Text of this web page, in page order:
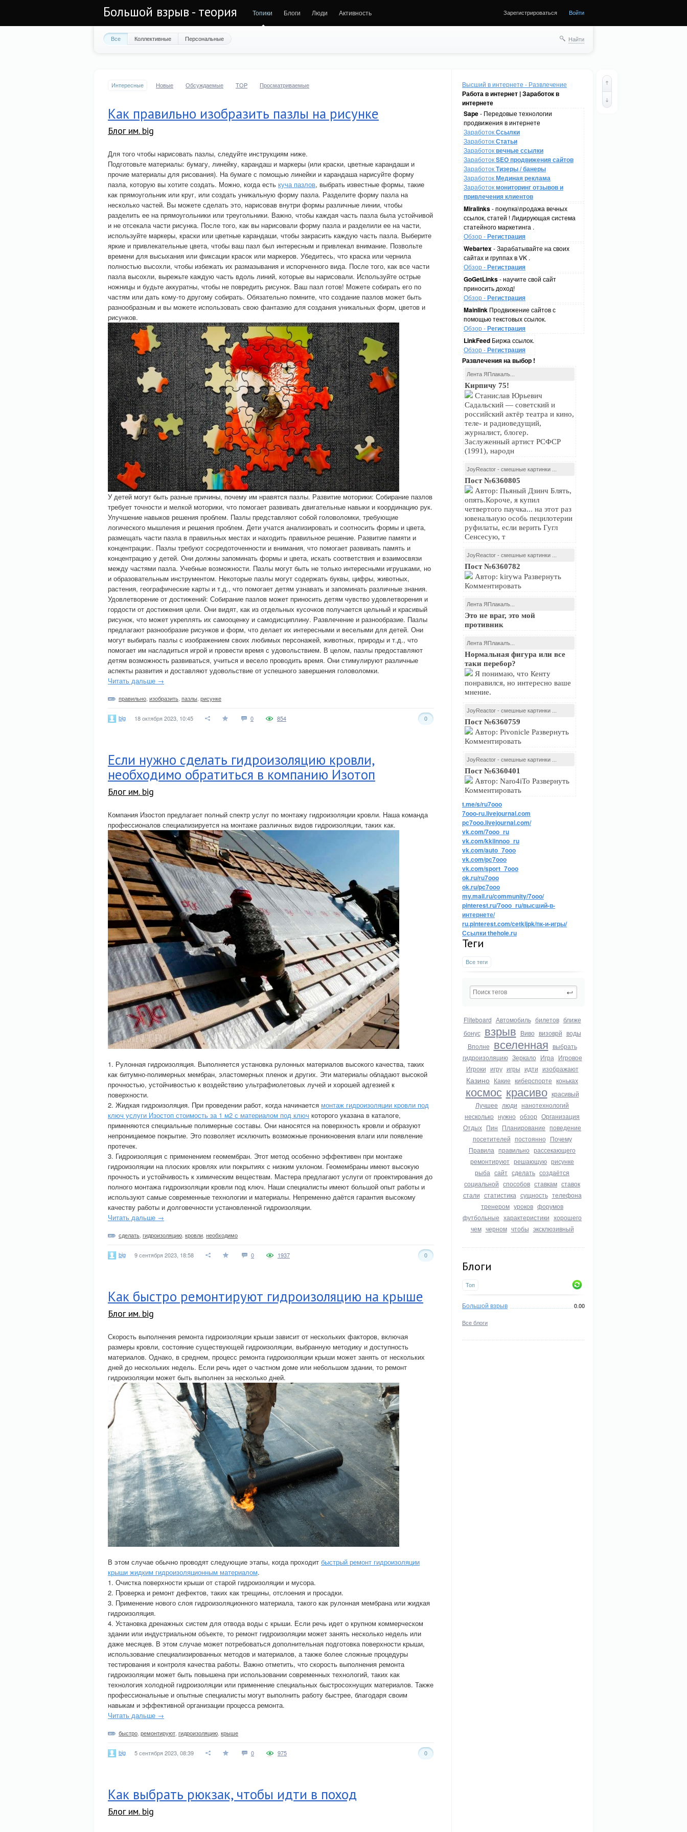
Большой взрыв - теория Топики Блоги Люди Активность Зарегистрироваться Войти
Все Коллективные Персональные Найти
Высший в интернете - Развлечение
Работа в интернет | Заработок в
интернете
Sape- Передовые технологии
продвижения в интернете
ЗаработокСсылки
ЗаработокСтатьи
Заработоквечные ссылки
ЗаработокSEO продвижения сайтов
ЗаработокТизеры / банеры
ЗаработокМединая реклама
Заработокмониторинг отзывов и
привлечения клиентов
Miralinks- покупка\продажа вечных
ссылок, статей ! Лидирующая система
статейного маркетинга .
Обзор -Регистрация
Webartex- Зарабатывайте на своих
сайтах и группах в VK .
Обзор -Регистрация
GoGetLinks- научите свой сайт
приносить доход!
Обзор -Регистрация
Mainlink Продвижение сайтов с
помощью текстовых ссылок.
Обзор -Регистрация
LinkFeed Биржа ссылок.
Обзор -Регистрация
Развлечения на выбор !
Лента ЯПлакалъ...
Кирпичу 75!
Станислав Юрьевич
Садальский — советский и
российский актёр театра и кино,
теле- и радиоведущий,
журналист, блогер.
Заслуженный артист РСФСР
(1991), народн
JoyReactor - смешные картинки ...
Пост №6360805
Автор: Пьяный Дзинч Блять,
опять.Короче, я купил
четвертого паучка... на этот раз
ювенальную особь пецилотерии
руфилаты, если верить Гугл
Сенсесую, т
JoyReactor - смешные картинки ...
Пост №6360782
Автор: kirywa Развернуть
Комментировать
Лента ЯПлакалъ...
Это не враг, это мой
противник
Лента ЯПлакалъ...
Нормальная фигура или все
таки перебор?
Я понимаю, что Кенту
понравился, но интересно ваше
мнение.
JoyReactor - смешные картинки ...
Пост №6360759
Автор: Pivonicle Развернуть
Комментировать
JoyReactor - смешные картинки ...
Пост №6360401
Автор: Naro4iTo Развернуть
Комментировать
t.me/s/ru7ooo
7ooo-ru.livejournal.com
pc7ooo.livejournal.com/
vk.com/7ooo_ru
vk.com/kkiinnoo_ru
vk.com/auto_7ooo
vk.com/pc7ooo
vk.com/sport_7ooo
ok.ru/ru7ooo
ok.ru/pc7ooo
my.mail.ru/community/7ooo/
pinterest.ru/7ooo_ru/высший-в-
интернете/
ru.pinterest.com/cetkijpk/пк-и-игры/
Ссылки thehole.ru
Теги
Все теги
Fliteboard Автомобиль билетов ближе
бонус взрыв Виво визоврй воды
Вполне вселенная выбрать
гидроизоляцию Зеркало Игра Игровое
Игроки игру игры идти изображают
Казино Какие киберспорте коньках
космос красиво красивый
Лучшее люди нанотехнологий
несколько нужно обзор Организация
Отдых Пин Планирование поведение
посетителей постоянно Почему
Правила правильно рассекающего
ремонтируют решающую рисунке
рыба сайт сделать создаётся
социальной способов ставкам ставок
стали статистика сущность телефона
тренером уроков форумов
футбольные характеристики хорошего
чем черном чтобы эксклюзивный
Блоги
Топ
Большой взрыв 0.00
Все блоги
Интересные Новые Обсуждаемые TOP Просматриваемые
Как правильно изобразить пазлы на рисунке
Блог им. big
Для того чтобы нарисовать пазлы, следуйте инструкциям ниже.
Подготовьте материалы: бумагу, линейку, карандаш и маркеры (или краски, цветные карандаши и
прочие материалы для рисования). На бумаге с помощью линейки и карандаша нарисуйте форму
пазла, которую вы хотите создать. Можно, когда есть куча пазлов, выбрать известные формы, такие
как прямоугольник или круг, или создать уникальную форму пазла. Разделите форму пазла на
несколько частей. Вы можете сделать это, нарисовав внутри формы различные линии, чтобы
разделить ее на прямоугольники или треугольники. Важно, чтобы каждая часть пазла была устойчивой
и не отсекала части рисунка. После того, как вы нарисовали форму пазла и разделили ее на части,
используйте маркеры, краски или цветные карандаши, чтобы закрасить каждую часть пазла. Выберите
яркие и привлекательные цвета, чтобы ваш пазл был интересным и привлекал внимание. Позвольте
времени для высыхания или фиксации красок или маркеров. Убедитесь, что краска или чернила
полностью высохли, чтобы избежать их размазывания и испорченного вида. После того, как все части
пазла высохли, вырежьте каждую часть вдоль линий, которые вы нарисовали. Используйте острые
ножницы и будьте аккуратны, чтобы не повредить рисунок. Ваш пазл готов! Можете собирать его по
частям или дать кому-то другому собирать. Обязательно помните, что создание пазлов может быть
разнообразным и вы можете использовать свою фантазию для создания уникальных форм, цветов и
рисунков.
У детей могут быть разные причины, почему им нравятся пазлы. Развитие моторики: Собирание пазлов
требует точности и мелкой моторики, что помогает развивать двигательные навыки и координацию рук.
Улучшение навыков решения проблем. Пазлы представляют собой головоломки, требующие
логического мышления и решения проблем. Дети учатся анализировать и соотносить формы и цвета,
размещать части пазла в правильных местах и находить правильное решение. Развитие памяти и
концентрации:. Пазлы требуют сосредоточенности и внимания, что помогает развивать память и
концентрацию у детей. Они должны запоминать формы и цвета, искать соответствия и взаимосвязи
между частями пазла. Учебные возможности. Пазлы могут быть не только интересными игрушками, но
и образовательным инструментом. Некоторые пазлы могут содержать буквы, цифры, животных,
растения, географические карты и т.д., что помогает детям узнавать и запоминать различные знания.
Удовлетворение от достижений: Собирание пазлов может приносить детям чувство удовлетворения и
гордости от достижения цели. Они видят, как из отдельных кусочков получается цельный и красивый
рисунок, что может укреплять их самооценку и самодисциплину. Развлечение и разнообразие. Пазлы
предлагают разнообразие рисунков и форм, что делает их интересными и веселыми для детей. Они
могут выбирать пазлы с изображением своих любимых персонажей, животных, природы и т.д., что
помогает им насладиться игрой и провести время с удовольствием. В целом, пазлы предоставляют
детям возможность развиваться, учиться и весело проводить время. Они стимулируют различные
аспекты развития и доставляют удовольствие от успешного завершения головоломки.
Читать дальше →
правильно изобразить пазлы рисунке
big 18 октября 2023, 10:45 0 0
854
Если нужно сделать гидроизоляцию кровли,
необходимо обратиться в компанию Изотоп
Блог им. big
Компания Изостоп предлагает полный спектр услуг по монтажу гидроизоляции кровли. Наша команда
профессионалов специализируется на монтаже различных видов гидроизоляции, таких как.
1. Рулонная гидроизоляция. Выполняется установка рулонных материалов высокого качества, таких
как битумно-полимерных мембран, эластомерных пленок и других. Эти материалы обладают высокой
прочностью, устойчивостью к воздействию ультрафиолетовых лучей и хорошей адгезией к
поверхности.
2. Жидкая гидроизоляция. При проведении работ, когда начинается монтаж гидроизоляции кровли под
ключ услуги Изостоп стоимость за 1 м2 с материалом под ключ которого указана в каталоге,
применяются специальные полимерные составы. Они наносятся на поверхность кровли и образуют
непроницаемое покрытие. Это позволяет исключить возможные проникновения влаги или появление
протечек.
3. Гидроизоляция с применением геомембран. Этот метод особенно эффективен при монтаже
гидроизоляции на плоских кровлях или покрытиях с низким уклоном. Геомембраны имеют высокую
прочность и устойчивость к химическим веществам. Мастера предлагают услуги от проектирования до
полного монтажа гидроизоляции кровли под ключ. Наши специалисты имеют большой опыт работы и
используют самые современные технологии и материалы. Непременно даётся гарантия высокому
качеству работы и долговечности установленной гидроизоляции.
Читать дальше →
сделать гидроизоляцию кровли необходимо
big 9 сентября 2023, 18:58 0 0
1937
Как быстро ремонтируют гидроизоляцию на крыше
Блог им. big
Скорость выполнения ремонта гидроизоляции крыши зависит от нескольких факторов, включая
размеры кровли, состояние существующей гидроизоляции, выбранную методику и доступность
материалов. Однако, в среднем, процесс ремонта гидроизоляции крыши может занять от нескольких
дней до нескольких недель. Если речь идет о частном доме или небольшом здании, то ремонт
гидроизоляции может быть выполнен за несколько дней.
В этом случае обычно проводят следующие этапы, когда проходит быстрый ремонт гидроизоляции
крыши жидким гидроизоляционным материалом.
1. Очистка поверхности крыши от старой гидроизоляции и мусора.
2. Проверка и ремонт дефектов, таких как трещины, отслоения и просадки.
3. Применение нового слоя гидроизоляционного материала, такого как рулонная мембрана или жидкая
гидроизоляция.
4. Установка дренажных систем для отвода воды с крыши. Если речь идет о крупном коммерческом
здании или индустриальном объекте, то ремонт гидроизоляции может занять несколько недель или
даже месяцев. В этом случае может потребоваться дополнительная подготовка поверхности крыши,
использование специализированных методов и материалов, а также более сложные процедуры
тестирования и контроля качества работы. Важно отметить, что скорость выполнения ремонта
гидроизоляции может быть повышена при использовании современных технологий, таких как
технология холодной гидроизоляции или применение специальных быстросохнущих материалов. Также
профессиональные и опытные специалисты могут выполнить работу быстрее, благодаря своим
навыкам и эффективной организации процесса ремонта.
Читать дальше →
быстро ремонтируют гидроизоляцию крыше
big 5 сентября 2023, 08:39 0 0
975
Как выбрать рюкзак, чтобы идти в поход
Блог им. big